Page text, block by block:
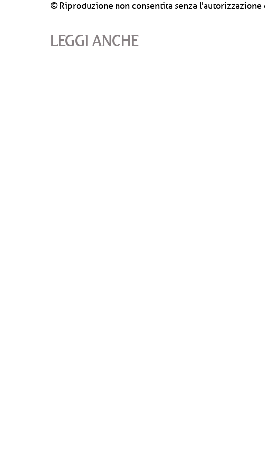
© Riproduzione non consentita senza l'autorizzazione
LEGGI ANCHE